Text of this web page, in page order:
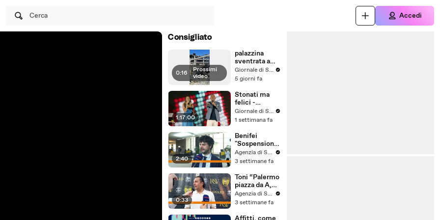
Cerca Accedi
Consigliato
0:16 | Prossimi
video
palazzina
sventrata a
Messina,
nuovo video
Giornale di Sicilia
5 giorni fa
1:17:00
Stonati ma
felici -
Puntata 15Giornale di Sicilia
1 settimana fa
2:40
Benifei
"Sospensione
accordo Ue-
Israele
commerciale,
voto a
maggioranza"
Agenzia di Stampa ITALPRESS
3 settimane fa
0:33
Toni “Palermo
piazza da A,
può essere
l'anno buono”
Agenzia di Stampa ITALPRESS
3 settimane fa